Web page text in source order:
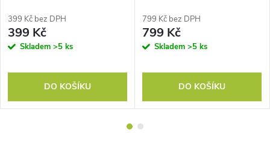
399 Kč bez DPH
399 Kč
Skladem >5 ks
DO KOŠÍKU
799 Kč bez DPH
799 Kč
Skladem >5 ks
DO KOŠÍKU